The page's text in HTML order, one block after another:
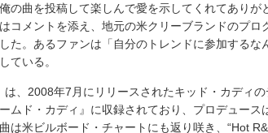
の曲を投稿して楽しんで愛を示してくれてありが
コメントを添え、地元の米クリーブランドのプロ
た。あるファンは「自分のトレンドに参加するな
ている。
、2008年7月にリリースされたキッド・カディ
ームド・カディ』に収録されており、プロデュース
は米ビルボード・チャートにも返り咲き、“Hot